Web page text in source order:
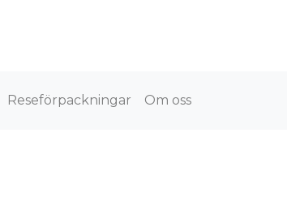
Reseförpackningar Om oss